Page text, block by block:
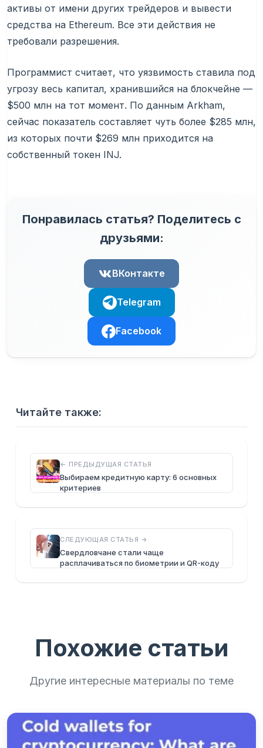
активы от имени других трейдеров и вывести
средства на Ethereum. Все эти действия не
требовали разрешения.
Программист считает, что уязвимость ставила под
угрозу весь капитал, хранившийся на блокчейне —
$500 млн на тот момент. По данным Arkham,
сейчас показатель составляет чуть более $285 млн,
из которых почти $269 млн приходится на
собственный токен INJ.
Понравилась статья? Поделитесь с
друзьями:
ВКонтакте
Telegram
Facebook
Читайте также:
← ПРЕДЫДУЩАЯ СТАТЬЯ
Выбираем кредитную карту: 6 основных
критериев
СЛЕДУЮЩАЯ СТАТЬЯ →
Свердловчане стали чаще
расплачиваться по биометрии и QR-коду
Похожие статьи
Другие интересные материалы по теме